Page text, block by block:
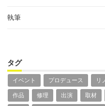
執筆
タグ
イベント プロデュース リ
作品 修理 出演 取材